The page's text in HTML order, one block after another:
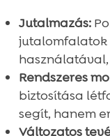
Jutalmazás:
Rendszeres
biztosítása
segít, hanem
Változatos